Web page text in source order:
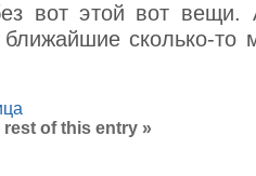
вот этой вот вещи.
сколько-то
rest of this entry »